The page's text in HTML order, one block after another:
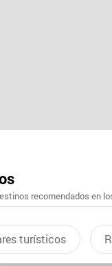
recomendados en
turísticos